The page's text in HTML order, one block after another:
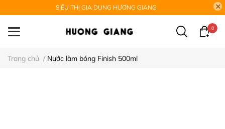
SIÊU THỊ GIA DỤNG HƯƠNG GIANG
0
Trang chủ / Nước làm bóng Finish 500ml